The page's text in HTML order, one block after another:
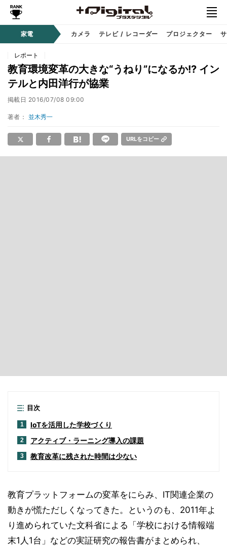
家電 カメラ テレビ / レコーダー プロジェクター
レポート
教育環境変革の大きな“うねり”になるか!? イン
テルと内田洋行が協業
掲載日 2016/07/08 09:00
著者： 並木秀一
URLをコピー
目次
1 IoTを活用した学校づくり
2 アクティブ・ラーニング導入の課題
3 教育改革に残された時間は少ない
教育プラットフォームの変革をにらみ、IT関連企業の
動きが慌ただしくなってきた。というのも、2011年よ
り進められていた文科省による「学校における情報端
末1人1台」などの実証研究の報告書がまとめられ、